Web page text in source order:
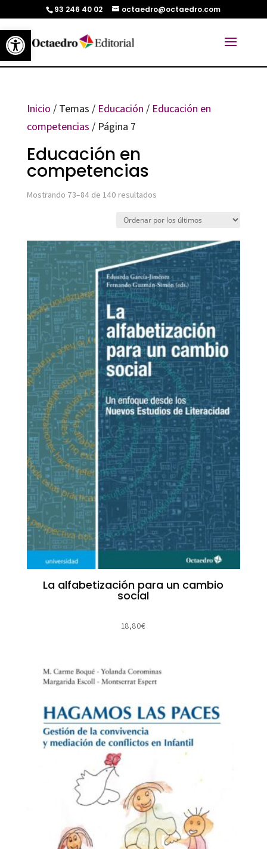
Abrir barra de herramientas
93 246 40 02 octaedro@octaedro.com
Inicio / Temas / Educación / Educación en
competencias / Página 7
Educación en
competencias
Mostrando 73–84 de 140 resultadosOrdenado
últimos
La alfabetización para un cambio
social
18,80€